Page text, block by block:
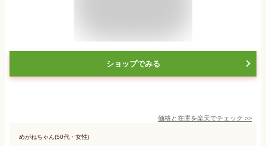
ショップでみる
価格と在庫を楽天でチェック >>
めがねちゃん(50代・女性)